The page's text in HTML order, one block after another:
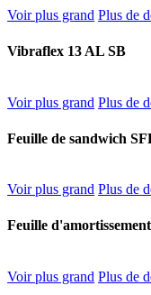
Voir plus grand Plus de
Vibraflex 13 AL SB
Voir plus grand Plus de
Feuille de sandwich
Voir plus grand Plus de
Feuille
Voir plus grand Plus de